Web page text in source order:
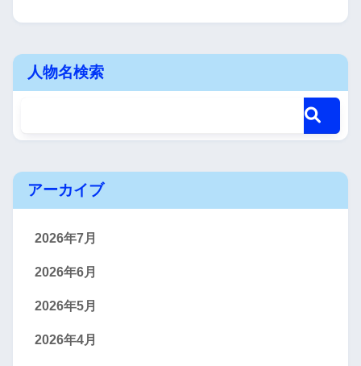
人物名検索
アーカイブ
2026年7月
2026年6月
2026年5月
2026年4月